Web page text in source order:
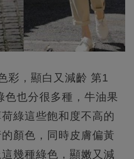
彩，顯白又減齡 第1
色也分很多種，牛油果
綠這些飽和度不高的
顏色，同時皮膚偏黃
幾種綠色，顯嫩又減